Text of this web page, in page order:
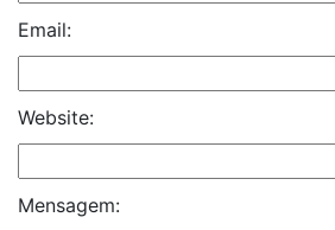
Email:
Website:
Mensagem: